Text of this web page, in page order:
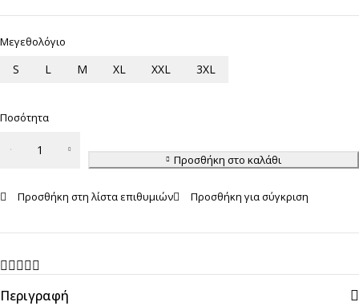
Μεγεθολόγιο
S L M XL XXL 3XL
Ποσότητα
Προσθήκη στο καλάθι
Προσθήκη στη λίστα επιθυμιών Προσθήκη για σύγκριση
Περιγραφή